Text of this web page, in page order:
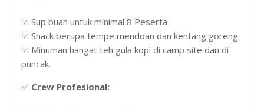
☑ Sup buah untuk minimal 8 Peserta
☑ Snack berupa tempe mendoan dan kentang goreng.
☑ Minuman hangat teh gula kopi di camp site dan di
puncak.
✅ Crew Profesional: